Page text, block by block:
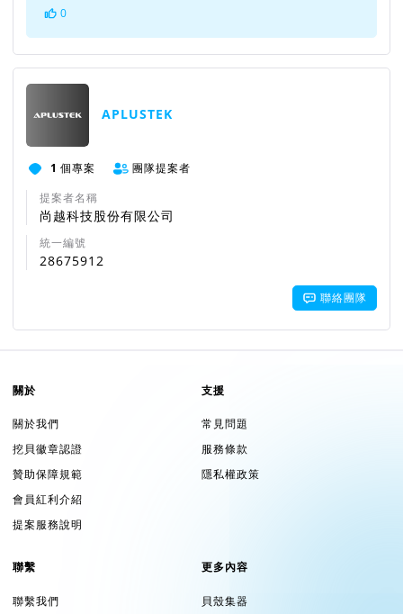
0
APLUSTEK
1 個專案
團隊提案者
提案者名稱
尚越科技股份有限公司
統一編號
28675912
聯絡團隊
關於
關於我們
挖貝徽章認證
贊助保障規範
會員紅利介紹
提案服務說明
支援
常見問題
服務條款
隱私權政策
聯繫
聯繫我們
更多內容
貝殼集器